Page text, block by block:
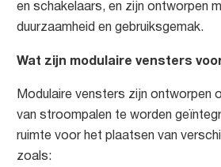
en schakelaars, en zijn ontworpen
duurzaamheid en gebruiksgemak.
Wat zijn modulaire vensters
Modulaire vensters zijn ontworpen
van stroompalen te worden
ruimte voor het plaatsen van
zoals: